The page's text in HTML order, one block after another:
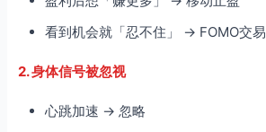
看到机会就「忍不住」 → FOMO交易
2. 身体信号被忽视
心跳加速 → 忽略